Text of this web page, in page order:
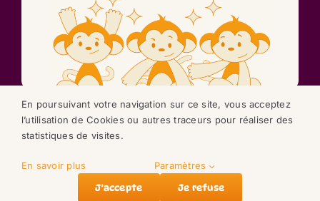
©2026 réalisation
Nos doudous
En poursuivant votre navigation sur ce site, vous acceptez
l’utilisation de Cookies ou autres traceurs pour réaliser des
statistiques de visites.
En savoir plus
Paramètres
J'accepte
Je refuse